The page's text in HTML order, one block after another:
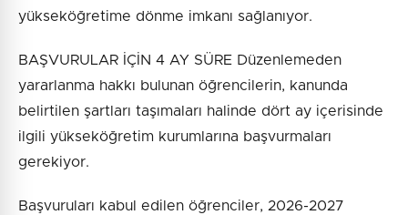
yükseköğretime dönme imkanı sağlanıyor.
BAŞVURULAR İÇİN 4 AY SÜRE Düzenlemeden
yararlanma hakkı bulunan öğrencilerin, kanunda
belirtilen şartları taşımaları halinde dört ay içerisinde
ilgili yükseköğretim kurumlarına başvurmaları
gerekiyor.
Başvuruları kabul edilen öğrenciler, 2026-2027